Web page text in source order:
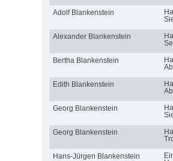
Adolf Blankenstein
Alexander Blankenstein
Bertha Blankenstein
Edith Blankenstein
Georg Blankenstein
Georg Blankenstein
Hans-Jürgen Blankenstein